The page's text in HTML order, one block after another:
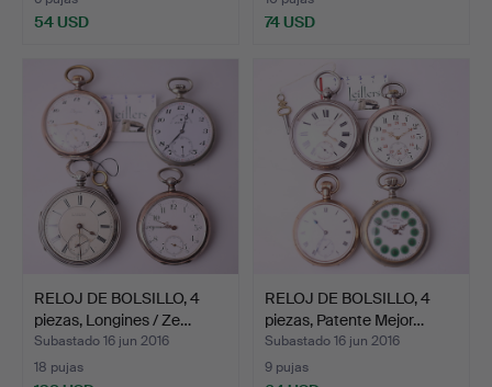
54 USD 74 USD
RELOJ DE BOLSILLO, 4
piezas, Longines / Ze…
Subastado 16 jun 2016
18 pujas
RELOJ DE BOLSILLO, 4
piezas, Patente Mejor…
Subastado 16 jun 2016
9 pujas